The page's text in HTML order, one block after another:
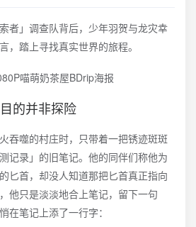
者」调查队背后，少年羽贺与龙灾幸
，踏上寻找真实世界的旅程。
的并非探险
吞噬的村庄时，只带着一把锈迹斑斑
记录」的旧笔记。他的同伴们称他为
匕首，却没人知道那把匕首真正指向
他只是淡淡地合上笔记，留下一句
在笔记上添了一行字：